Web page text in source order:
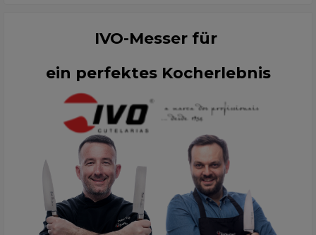
IVO-Messer für
ein perfektes Kocherlebnis